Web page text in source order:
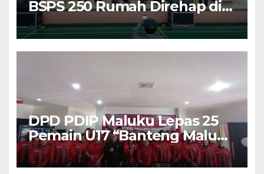
BSPS 250 Rumah Direhap di
Depok
DPD PDIP Maluku Lepas 25
Pemain U17 “Banteng Maluku
Raya” ke Sokerano Cup di
Jawa Timur